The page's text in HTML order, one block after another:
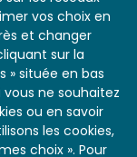
vos choix en
et changer
sur la
» située en bas
ne souhaitez
ou en savoir
les cookies,
choix ». Pour